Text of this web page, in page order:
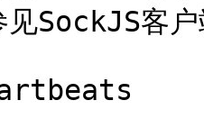
见SockJS客